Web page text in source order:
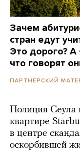
Зачем
стран едут
Это дорого? А
что говорят
ПАРТНЕРСКИЙ
Полиция Сеула
квартире
в центре
оскорбившей